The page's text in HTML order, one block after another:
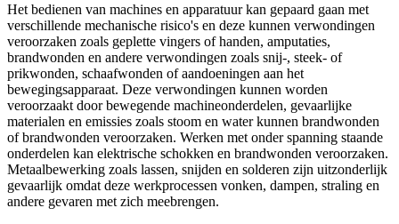
Het bedienen van machines en apparatuur kan gepaard gaan met
verschillende mechanische risico's en deze kunnen verwondingen
veroorzaken zoals geplette vingers of handen, amputaties,
brandwonden en andere verwondingen zoals snij-, steek- of
prikwonden, schaafwonden of aandoeningen aan het
bewegingsapparaat. Deze verwondingen kunnen worden
veroorzaakt door bewegende machineonderdelen, gevaarlijke
materialen en emissies zoals stoom en water kunnen brandwonden
of brandwonden veroorzaken. Werken met onder spanning staande
onderdelen kan elektrische schokken en brandwonden veroorzaken.
Metaalbewerking zoals lassen, snijden en solderen zijn uitzonderlijk
gevaarlijk omdat deze werkprocessen vonken, dampen, straling en
andere gevaren met zich meebrengen.